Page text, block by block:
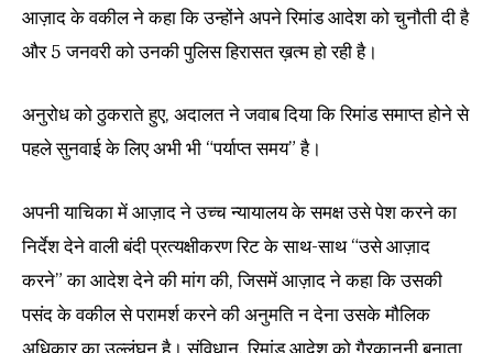
आज़ाद के वकील ने कहा कि उन्होंने अपने रिमांड आदेश को चुनौती दी है
और 5 जनवरी को उनकी पुलिस हिरासत ख़त्म हो रही है।
अनुरोध को ठुकराते हुए, अदालत ने जवाब दिया कि रिमांड समाप्त होने से
पहले सुनवाई के लिए अभी भी “पर्याप्त समय” है।
अपनी याचिका में आज़ाद ने उच्च न्यायालय के समक्ष उसे पेश करने का
निर्देश देने वाली बंदी प्रत्यक्षीकरण रिट के साथ-साथ “उसे आज़ाद
करने” का आदेश देने की मांग की, जिसमें आज़ाद ने कहा कि उसकी
पसंद के वकील से परामर्श करने की अनुमति न देना उसके मौलिक
अधिकार का उल्लंघन है। संविधान, रिमांड आदेश को गैरकानूनी बनाता